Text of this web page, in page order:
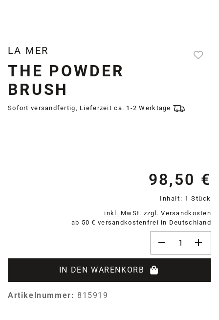
LA MER
THE POWDER
BRUSH
Sofort versandfertig, Lieferzeit ca. 1-2 Werktage
98,50 €
Inhalt: 1 Stück
inkl. MwSt. zzgl. Versandkosten
ab 50 € versandkostenfrei in Deutschland
IN DEN WARENKORB
Artikelnummer: 815919